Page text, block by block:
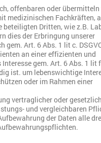
offenbaren oder
medizinischen Fachkräften,
Dritten, wie z.B.
dies der Erbringung unserer
gem. Art. 6 Abs. 1 lit c.
an einer effizienten und
gem. Art. 6 Abs. 1 lit
ist. um lebenswichtige
oder im Rahmen einer
vertraglicher oder
und vergleichbaren
der Daten alle